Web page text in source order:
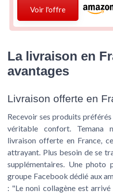
Voir l'offre
La livraison en
avantages
Livraison offerte en
Recevoir ses produits
véritable confort. Temana
livraison offerte en France,
attrayant. Plus besoin de se
supplémentaires. Une
groupe Facebook dédié aux
: "Le noni collagène est